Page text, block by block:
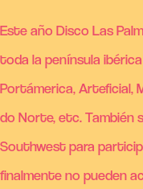
Este año Disco Las
toda la península
Portámerica, Arteficial,
do Norte, etc. También
Southwest para
finalmente no pueden